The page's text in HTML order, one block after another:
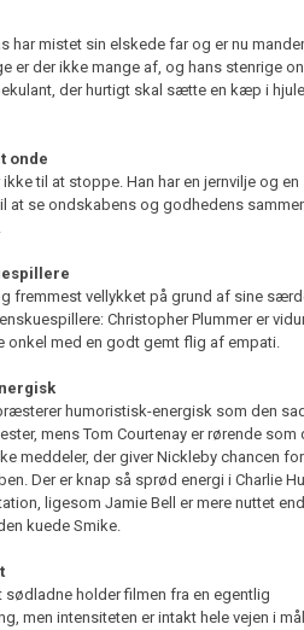
har mistet sin elskede far og er nu
er der ikke mange af, og hans stenrige
der hurtigt skal sætte en kæp i
onde
til at stoppe. Han har en jernvilje og en
at se ondskabens og godhedens
fremmest vellykket på grund af sine
Christopher Plummer er
onkel med en godt gemt flig af empati.
humoristisk-energisk som den
mens Tom Courtenay er rørende som
meddeler, der giver Nickleby chancen
Der er knap så sprød energi i Charlie
ligesom Jamie Bell er mere nuttet end
kuede Smike.
sødladne holder filmen fra en egentlig
men intensiteten er intakt hele vejen i